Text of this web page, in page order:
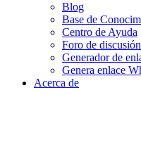
Blog
Base de
Centro de Ayuda
Foro de discusión
Generador de
Genera enlace
Acerca de